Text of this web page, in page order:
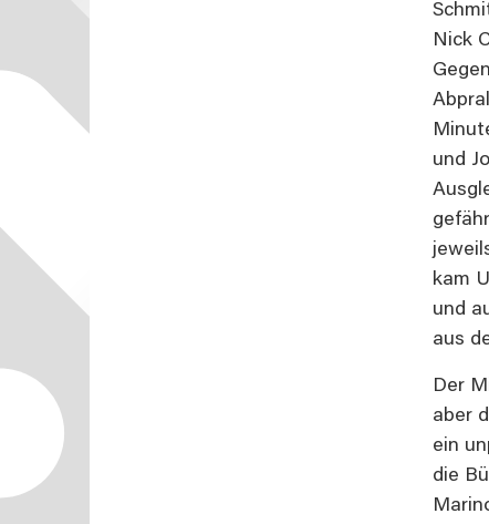
Nick
und
kam
und
aus
Der
aber
ein
die